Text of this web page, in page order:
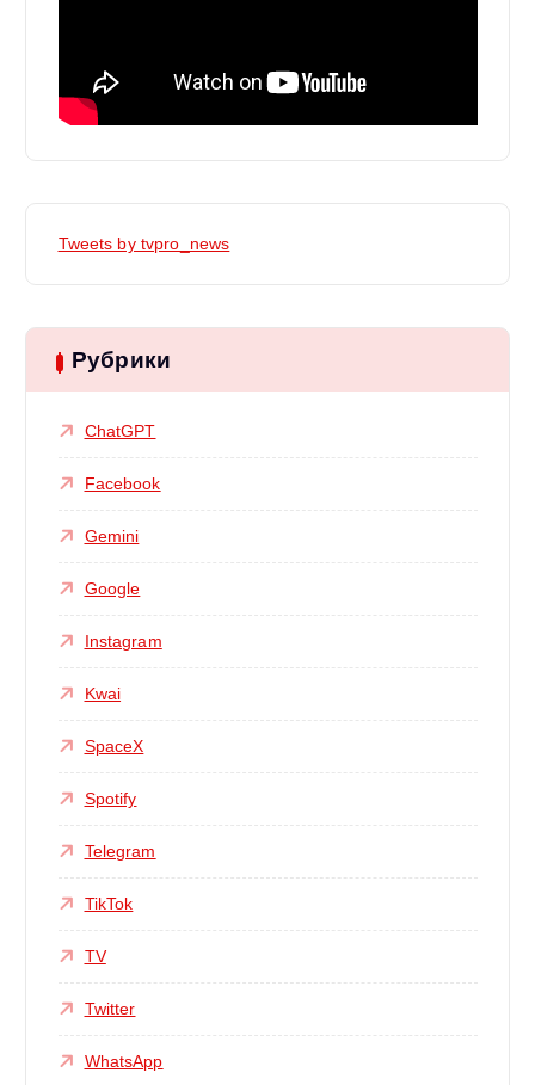
Tweets by tvpro_news
Рубрики
ChatGPT
Facebook
Gemini
Google
Instagram
Kwai
SpaceX
Spotify
Telegram
TikTok
TV
Twitter
WhatsApp